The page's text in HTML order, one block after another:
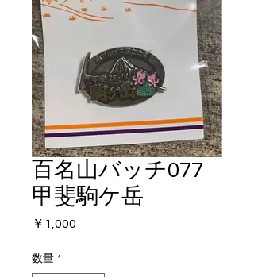
百名山バッチ077
甲斐駒ケ岳
￥1,000
数量 *